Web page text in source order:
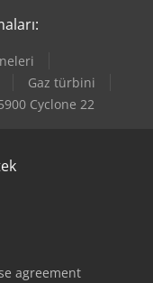
Gaz türbini
Cyclone 22
agreement